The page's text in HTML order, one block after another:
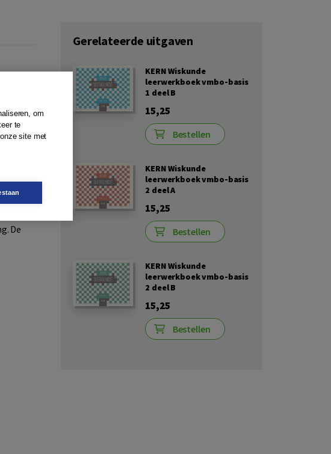
De
Gerelateerde uitgaven
KERN Wiskunde
leerwerkboek vmbo-basis
1 deel B
15,25
Bestellen
KERN Wiskunde
leerwerkboek vmbo-basis
2 deel A
15,25
Bestellen
KERN Wiskunde
leerwerkboek vmbo-basis
2 deel B
15,25
Bestellen
om
te
site met